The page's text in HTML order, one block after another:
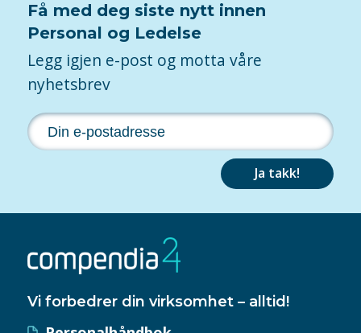
Få med deg siste nytt innen
Personal og Ledelse
Legg igjen e-post og motta våre
nyhetsbrev
Ja takk!
Vi forbedrer din virksomhet – alltid!